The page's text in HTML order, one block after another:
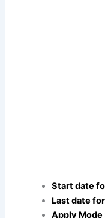
Start date
Last date
Apply Mode